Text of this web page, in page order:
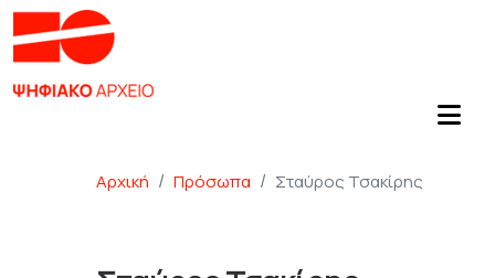
Αρχική Πρόσωπα Σταύρος Τσακίρης